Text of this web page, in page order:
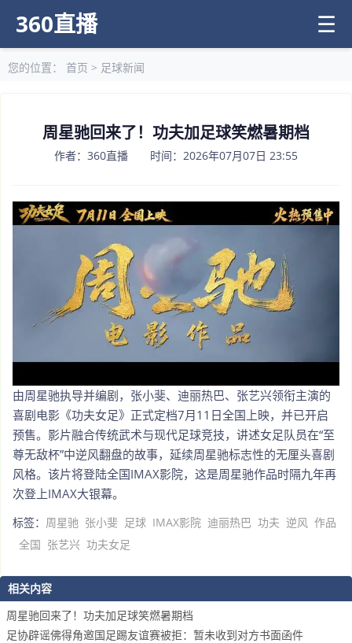
360直播 ☰
您的位置： 首页 > 足球新闻
周星驰回来了！功夫加足球笑燃暑期档
作者：360直播 时间：2026年07月07日 23:55
由周星驰执导并编剧，张小斐、迪丽热巴、张艺兴领衔主演的
喜剧电影《功夫女足》正式定档7月11日全国上映，并已开启
预售。影片融合传统武术与现代足球竞技，讲述女足队员在“至
尊无敌杯”中逆风翻盘的故事，延续周星驰标志性的无厘头喜剧
风格。该片将登陆全国IMAX影院，这是周星驰作品时隔九年再
次登上IMAX大银幕。
标签： 周星驰 张小斐 足球 IMAX影院 迪丽热巴 功夫 逆风 作品
全国 张艺兴 功夫女足
相关内容
周星驰回来了！功夫加足球笑燃暑期档
足协辟谣佛得角邀国足踢友谊赛被拒：暂未收到对方书面函件